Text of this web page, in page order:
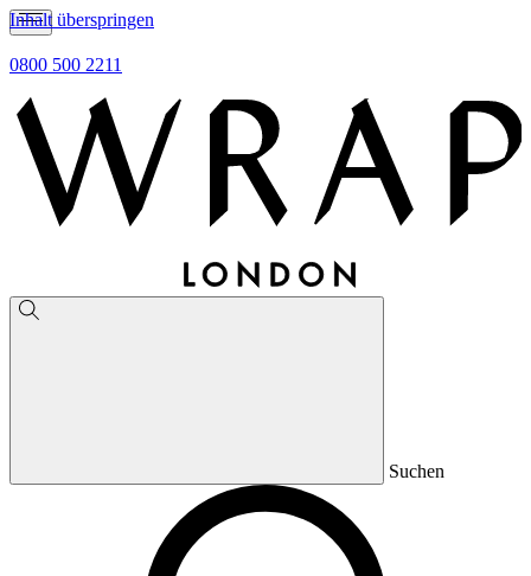
Inhalt überspringen
0800 500 2211
Suchen